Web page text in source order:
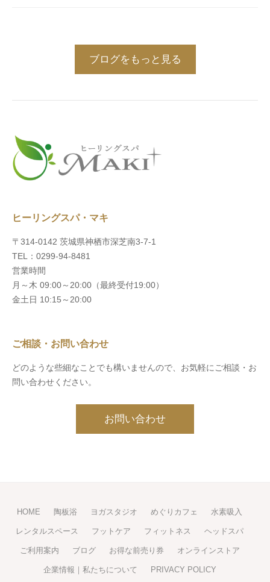
ブログをもっと見る
ヒーリングスパ・マキ
〒314-0142 茨城県神栖市深芝南3-7-1
TEL：0299-94-8481
営業時間
月～木 09:00～20:00（最終受付19:00）
金土日 10:15～20:00
ご相談・お問い合わせ
どのような些細なことでも構いませんので、お気軽にご相談・お
問い合わせください。
お問い合わせ
HOME 陶板浴 ヨガスタジオ めぐりカフェ 水素吸入
レンタルスペース フットケア フィットネス ヘッドスパ
ご利用案内 ブログ お得な前売り券 オンラインストア
企業情報｜私たちについて PRIVACY POLICY